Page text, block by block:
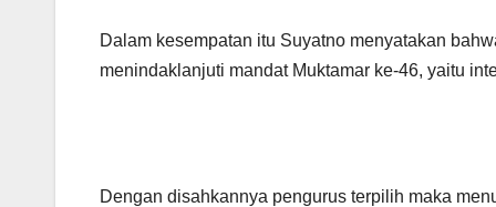
Dalam kesempatan itu Suyatno menyatakan
menindaklanjuti mandat Muktamar ke-46, yaitu
Dengan disahkannya pengurus terpilih maka